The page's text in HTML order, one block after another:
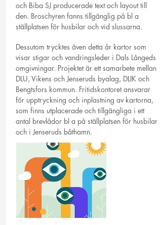
och Biba SJ producerade text och layout till
den. Broschyren fanns tillgänglig på bl a
ställplatsen för husbilar och vid slussarna.
Dessutom trycktes även detta år kartor som
visar stigar och vandringsleder i Dals Långeds
omgivningar. Projektet är ett samarbete mellan
DLU, Vikens och Jenseruds byalag, DLIK och
Bengtsfors kommun. Fritidskontoret ansvarar
för upptryckning och inplastning av kartorna,
som finns utplacerade och tillgängliga i ett
antal brevlådor bl a på ställplatsen för husbilar
och i Jenseruds båthamn.